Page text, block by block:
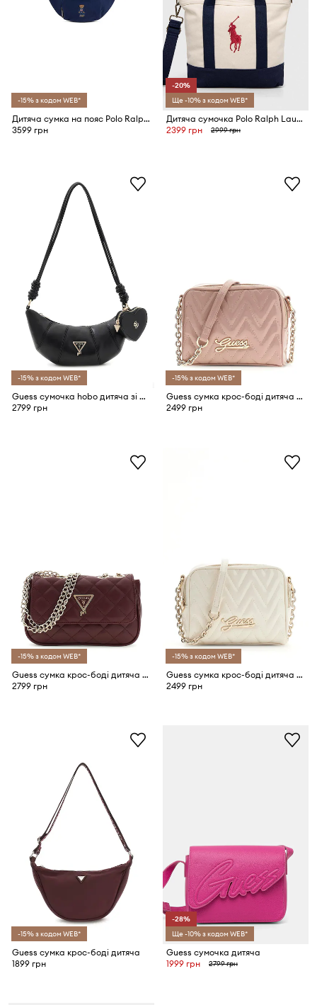
-15% з кодом WEB*
Дитяча сумка на пояс Polo Ralph Lauren
3599 грн
-20%
Ще -10% з кодом WEB*
Дитяча сумочка Polo Ralph Lauren
2399 грн
2999 грн
-15% з кодом WEB*
Guess сумочка hobo дитяча зі штучної шкіри
2799 грн
-15% з кодом WEB*
Guess сумка крос-боді дитяча зі штучної шкіри
2499 грн
-15% з кодом WEB*
Guess сумка крос-боді дитяча зі штучної шкіри
2799 грн
-15% з кодом WEB*
Guess сумка крос-боді дитяча зі штучної шкіри
2499 грн
-15% з кодом WEB*
Guess сумка крос-боді дитяча
1899 грн
-28%
Ще -10% з кодом WEB*
Guess сумочка дитяча
1999 грн
2799 грн